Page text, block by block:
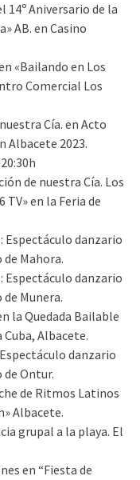
14º Aniversario de la
AB. en Casino
«Bailando en Los
Comercial Los
Cía. en Acto
Albacete 2023.
de nuestra Cía. Los
TV» en la Feria de
Espectáculo danzario
Mahora.
Espectáculo danzario
Munera.
la Quedada Bailable
Albacete.
danzario
de Ontur.
de Ritmos Latinos
Albacete.
grupal a la playa. El
en “Fiesta de